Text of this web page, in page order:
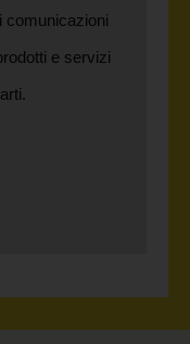
comunicazioni
e servizi